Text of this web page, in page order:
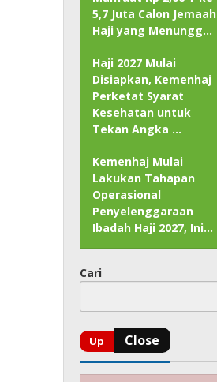
5,7 Juta Calon Jemaah
Haji yang Menungg…
Haji 2027 Mulai
Disiapkan, Kemenhaj
Perketat Syarat
Kesehatan untuk
Tekan Angka …
Kemenhaj Mulai
Lakukan Tahapan
Operasional
Penyelenggaraan
Ibadah Haji 2027, Ini…
Cari